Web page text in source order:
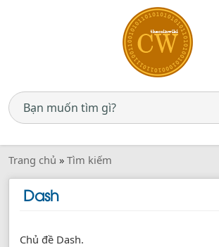
Trang chủ » Tìm kiếm
Dash
Chủ đề Dash.